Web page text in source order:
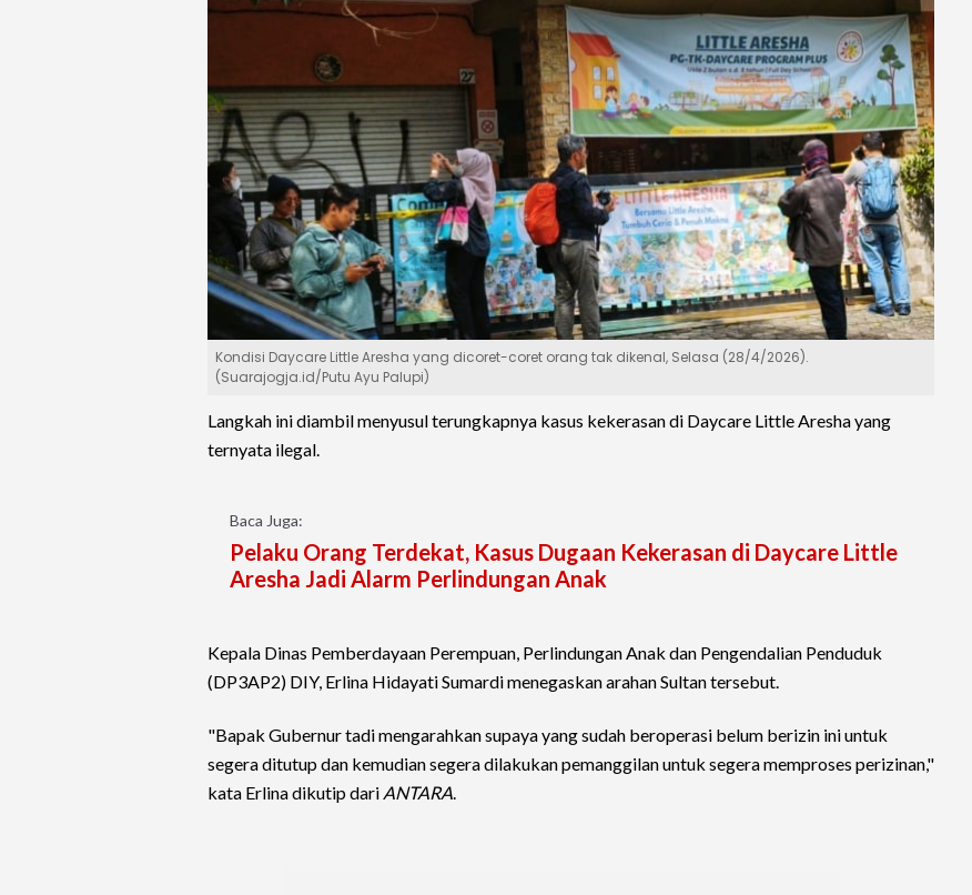
Kondisi Daycare Little Aresha yang dicoret-coret orang tak dikenal, Selasa (28/4/2026).
(Suarajogja.id/Putu Ayu Palupi)
Langkah ini diambil menyusul terungkapnya kasus kekerasan di Daycare Little Aresha yang
ternyata ilegal.
Baca Juga:
Pelaku Orang Terdekat, Kasus Dugaan Kekerasan di Daycare Little
Aresha Jadi Alarm Perlindungan Anak
Kepala Dinas Pemberdayaan Perempuan, Perlindungan Anak dan Pengendalian Penduduk
(DP3AP2) DIY, Erlina Hidayati Sumardi menegaskan arahan Sultan tersebut.
"Bapak Gubernur tadi mengarahkan supaya yang sudah beroperasi belum berizin ini untuk
segera ditutup dan kemudian segera dilakukan pemanggilan untuk segera memproses perizinan,"
kata Erlina dikutip dari ANTARA.